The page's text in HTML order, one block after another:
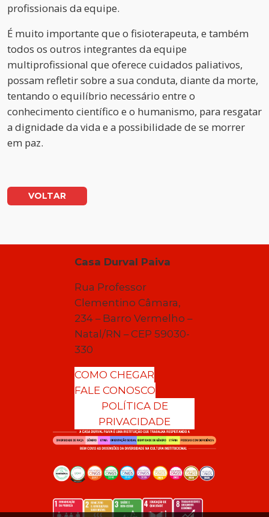
profissionais da equipe.
É muito importante que o fisioterapeuta, e também
todos os outros integrantes da equipe
multiprofissional que oferece cuidados paliativos,
possam refletir sobre a sua conduta, diante da morte,
tentando o equilíbrio necessário entre o
conhecimento científico e o humanismo, para resgatar
a dignidade da vida e a possibilidade de se morrer
em paz.
VOLTAR
Casa Durval Paiva
Rua Professor
Clementino Câmara,
234 – Barro Vermelho –
Natal/RN – CEP 59030-
330
COMO CHEGAR
FALE CONOSCO
POLÍTICA DE
PRIVACIDADE